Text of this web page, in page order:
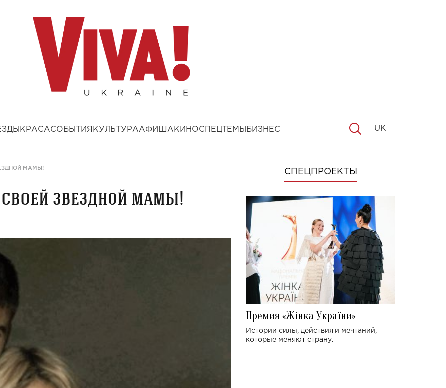
КРАСАСОБЫТИЯ КУЛЬТУРААФИША КИНОСПЕЦТЕМЫ БИЗНЕС UK
МАМЫ!
звездной мамы!
СПЕЦПРОЕКТЫ
Премия «Жінка України»
Истории силы, действия и мечтаний,
которые меняют страну.